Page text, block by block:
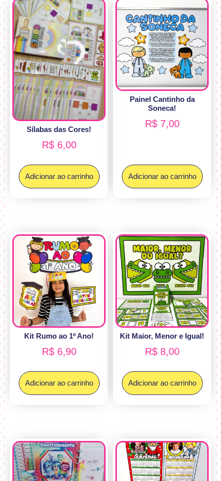
Sílabas das Cores!
R$6,00
Adicionar ao carrinho
Painel Cantinho da
Soneca!
R$7,00
Adicionar ao carrinho
Kit Rumo ao 1º Ano!
R$6,90
Adicionar ao carrinho
Kit Maior, Menor e Igual!
R$8,00
Adicionar ao carrinho